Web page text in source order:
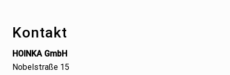
Kontakt
HOINKA GmbH
Nobelstraße 15